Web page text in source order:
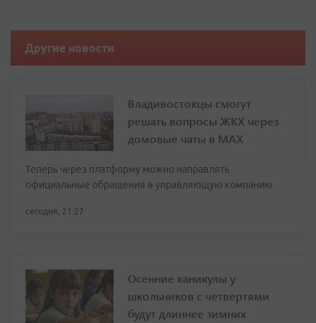
Другие новости
Владивостокцы смогут
решать вопросы ЖКХ через
домовые чаты в МАХ
Теперь через платформу можно направлять
официальные обращения в управляющую компанию
сегодня, 21:27
Осенние каникулы у
школьников с четвертями
будут длиннее зимних